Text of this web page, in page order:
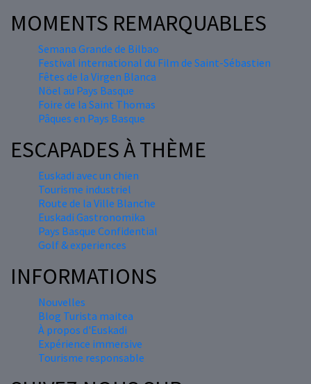
MOMENTS REMARQUABLES
Semana Grande de Bilbao
Festival international du Film de Saint-Sébastien
Fêtes de la Virgen Blanca
Nöel au Pays Basque
Foire de la Saint Thomas
Pâques en Pays Basque
ESCAPADES À THÈME
Euskadi avec un chien
Tourisme industriel
Route de la Ville Blanche
Euskadi Gastronomika
Pays Basque Confidential
Golf & experiences
INFORMATIONS
Nouvelles
Blog Turista maitea
À propos d'Euskadi
Expérience immersive
Tourisme responsable